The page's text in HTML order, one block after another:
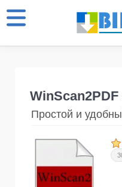
WinScan2PDF
Простой и